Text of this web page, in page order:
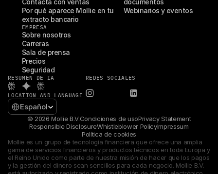
Contacta con ventas
Por qué aparece Mollie en tu
extracto bancario
EMPRESA
Sobre nosotros
Carreras
Sala de prensa
Precios
Seguridad
documentos
Webinarios y eventos
RESUMEN DE IA REDES SOCIALES
LOCATION AND LANGUAGE
Select Language
Español
© 2026 Mollie B.V.Condiciones de usoPrivacy Statement
Responsible DisclosureWhistleblower PolicyImpressum
Política de cookies
Mollie es un grupo de tecnología financiera que ofrece una amplia
gama de servicios financieros y productos técnicos en toda Europa y
el Reino Unido como parte de nuestra misión de hacer que los pagos
y la gestión del dinero sean sencillos para cada negocio. Mollie B.V.